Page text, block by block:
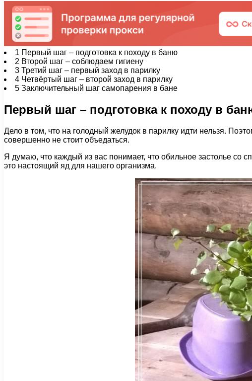
1 Первый шаг – подготовка к походу в баню
2 Второй шаг – соблюдаем гигиену
3 Третий шаг – первый заход в парилку
4 Четвёртый шаг – второй заход в парилку
5 Заключительный шаг самопарения в бане
Первый шаг – подготовка к походу в
Дело в том, что на голодный желудок в парилку идти нельзя.
совершенно не стоит объедаться.
Я думаю, что каждый из вас понимает, что обильное застолье со
это настоящий яд для нашего организма.